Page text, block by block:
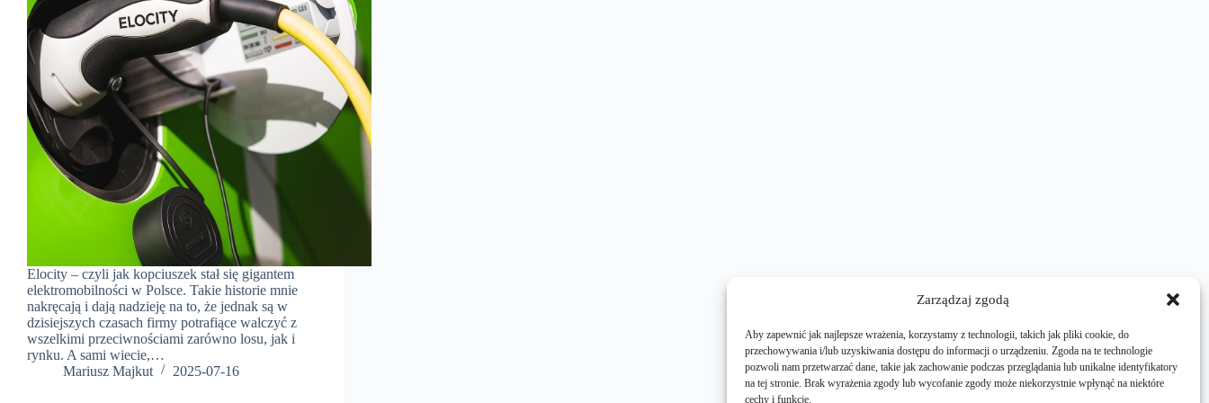
Zarządzaj zgodą
Aby zapewnić jak najlepsze wrażenia, korzystamy z technologii, takich jak pliki cookie, do
przechowywania i/lub uzyskiwania dostępu do informacji o urządzeniu. Zgoda na te technologie
pozwoli nam przetwarzać dane, takie jak zachowanie podczas przeglądania lub unikalne identyfikatory
na tej stronie. Brak wyrażenia zgody lub wycofanie zgody może niekorzystnie wpłynąć na niektóre
cechy i funkcje.
Elocity – czyli jak kopciuszek stał się gigantem
elektromobilności w Polsce. Takie historie mnie
nakręcają i dają nadzieję na to, że jednak są w
dzisiejszych czasach firmy potrafiące walczyć z
wszelkimi przeciwnościami zarówno losu, jak i
rynku. A sami wiecie,…
Mariusz Majkut
2025-07-16